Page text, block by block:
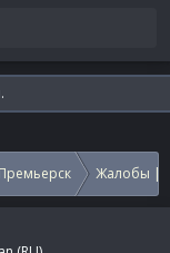
Жалобы |